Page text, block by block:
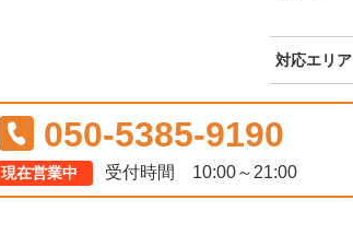
対応エリア
050-5385-9190
現在営業中 受付時間 10:00～21:00